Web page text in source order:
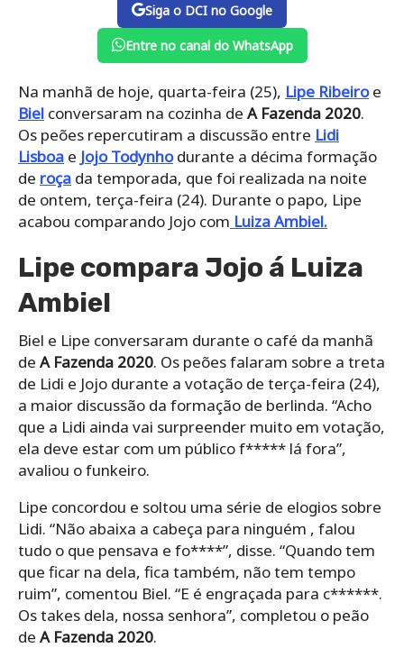
Siga o DCI no Google
Entre no canal do WhatsApp
Na manhã de hoje, quarta-feira (25), Lipe Ribeiroe
Biel conversaram na cozinha de A Fazenda 2020.
Os peões repercutiram a discussão entre Lidi
Lisboa e Jojo Todynhodurante a décima formação
de roça da temporada, que foi realizada na noite
de ontem, terça-feira (24). Durante o papo, Lipe
acabou comparando Jojo com Luiza Ambiel.
Lipe compara Jojo á Luiza
Ambiel
Biel e Lipe conversaram durante o café da manhã
de A Fazenda 2020. Os peões falaram sobre a treta
de Lidi e Jojo durante a votação de terça-feira (24),
a maior discussão da formação de berlinda. “Acho
que a Lidi ainda vai surpreender muito em votação,
ela deve estar com um público f***** lá fora”,
avaliou o funkeiro.
Lipe concordou e soltou uma série de elogios sobre
Lidi. “Não abaixa a cabeça para ninguém , falou
tudo o que pensava e fo****”, disse. “Quando tem
que ficar na dela, fica também, não tem tempo
ruim”, comentou Biel. “E é engraçada para c******.
Os takes dela, nossa senhora”, completou o peão
de A Fazenda 2020.